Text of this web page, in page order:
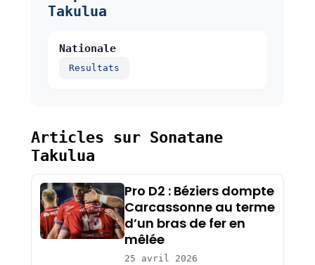
Takulua
Nationale
Resultats
Articles sur Sonatane
Takulua
Pro D2 : Béziers dompte
Carcassonne au terme
d’un bras de fer en
mêlée
25 avril 2026